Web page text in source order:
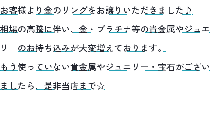
お客様より金のリングをお譲りいただきました♪
相場の高騰に伴い、金・プラチナ等の貴金属やジュエ
リーのお持ち込みが大変増えております。
もう使っていない貴金属やジュエリー・宝石がござい
ましたら、是非当店まで☆